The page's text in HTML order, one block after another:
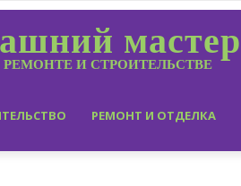
мастер
РЕМОНТЕ И СТРОИТЕЛЬСТВЕ
РЕМОНТ И ОТДЕЛКА